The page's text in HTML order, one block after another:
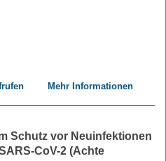
Mehr Informationen
Schutz vor Neuinfektionen
CoV-2 (Achte